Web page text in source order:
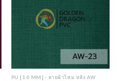
Wishlist
PU [1.0 MM] - ลายผ้าไหม หลัง AW